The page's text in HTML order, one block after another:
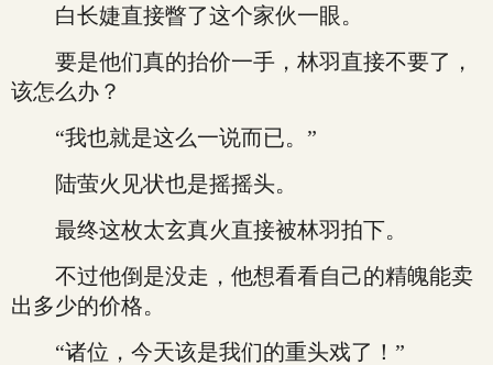
白长婕直接瞥了这个家伙一眼。
要是他们真的抬价一手，林羽直接不要了，
该怎么办？
“我也就是这么一说而已。”
陆萤火见状也是摇摇头。
最终这枚太玄真火直接被林羽拍下。
不过他倒是没走，他想看看自己的精魄能卖
出多少的价格。
“诸位，今天该是我们的重头戏了！”